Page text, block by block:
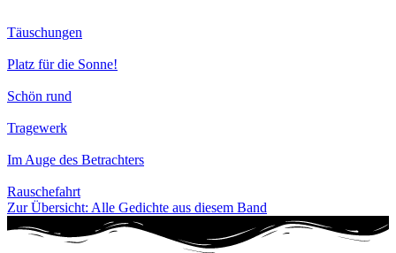
Täuschungen
Platz für die Sonne!
Schön rund
Tragewerk
Im Auge des Betrachters
Rauschefahrt
Zur Übersicht: Alle Gedichte aus diesem Band